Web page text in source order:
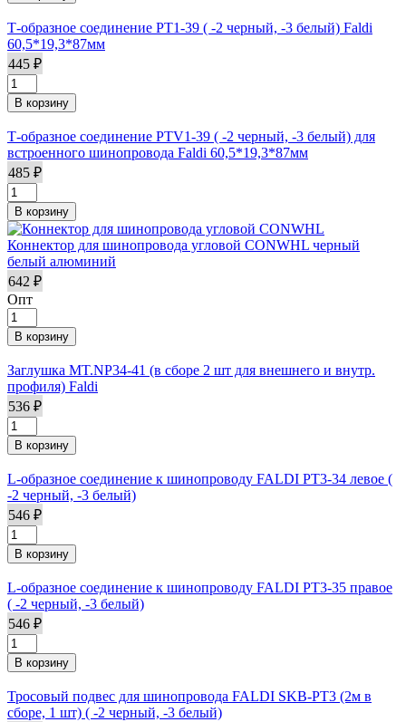
Т-образное соединение PT1-39 ( -2 черный, -3 белый) Faldi
60,5*19,3*87мм
445 ₽
Т-образное соединение PTV1-39 ( -2 черный, -3 белый) для
встроенного шинопровода Faldi 60,5*19,3*87мм
485 ₽
Коннектор для шинопровода угловой CONWHL черный
белый алюминий
642 ₽
Опт
Заглушка MT.NP34-41 (в сборе 2 шт для внешнего и внутр.
профиля) Faldi
536 ₽
L-образное соединение к шинопроводу FALDI PT3-34 левое (
-2 черный, -3 белый)
546 ₽
L-образное соединение к шинопроводу FALDI PT3-35 правое
( -2 черный, -3 белый)
546 ₽
Тросовый подвес для шинопровода FALDI SKB-PT3 (2м в
сборе, 1 шт) ( -2 черный, -3 белый)